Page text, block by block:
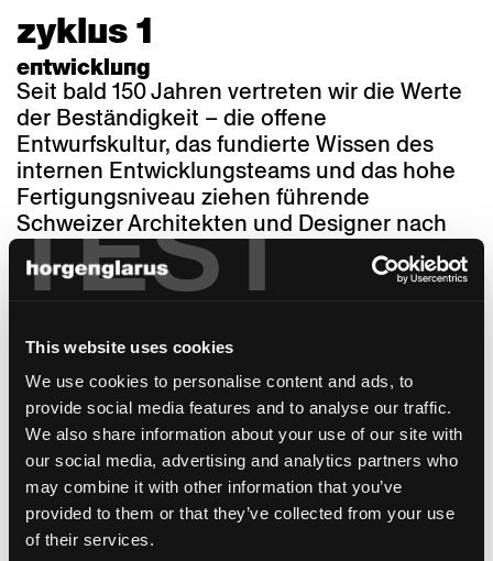
TEST
This website uses cookies
We use cookies to personalise content and ads, to
provide social media features and to analyse our traffic.
We also share information about your use of our site with
our social media, advertising and analytics partners who
may combine it with other information that you’ve
provided to them or that they’ve collected from your use
of their services.
zyklus 1
entwicklung
Seit bald 150 Jahren vertreten wir die Werte
der Beständigkeit – die offene
Entwurfskultur, das fundierte Wissen des
internen Entwicklungsteams und das hohe
Fertigungsniveau ziehen führende
Schweizer Architekten und Designer nach
lokale rohstoffe
ist seit jeher Holz aus dem Jura, ein lokaler,
nachwachsender Rohstoff mit kurzen
Transportwegen. Nahezu alle Materialien
beziehen wir aus der Schweiz.
erneuerbare energie
Eine Solaranlage und die mit Restholz
gespeiste Heizung versorgen unsere Fabrik
mit erneuerbarer Energie.